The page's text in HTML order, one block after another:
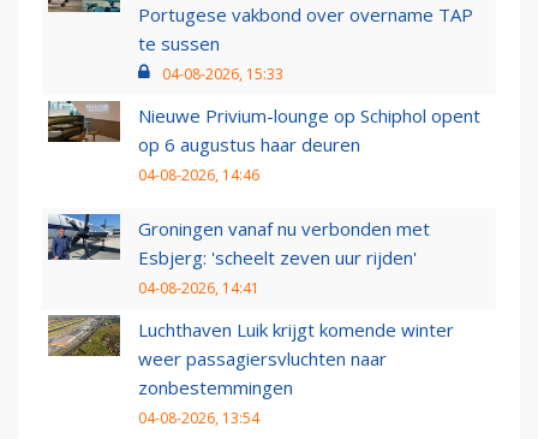
Portugese vakbond over overname TAP
te sussen
04-08-2026, 15:33
Nieuwe Privium-lounge op Schiphol opent
op 6 augustus haar deuren
04-08-2026, 14:46
Groningen vanaf nu verbonden met
Esbjerg: 'scheelt zeven uur rijden'
04-08-2026, 14:41
Luchthaven Luik krijgt komende winter
weer passagiersvluchten naar
zonbestemmingen
04-08-2026, 13:54